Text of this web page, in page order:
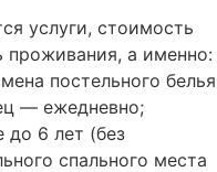
услуги, стоимость
проживания, а именно:
постельного белья
— ежедневно;
до 6 лет (без
спального места